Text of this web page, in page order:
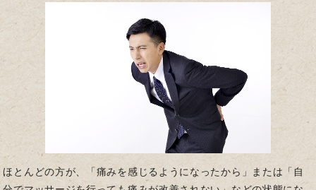
ほとんどの方が、「痛みを感じるようになったから」または「自